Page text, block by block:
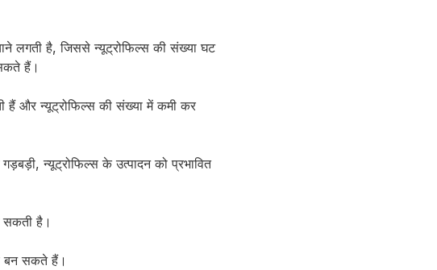
लगती है, जिससे न्यूट्रोफिल्स की संख्या घट
हैं।
हैं और न्यूट्रोफिल्स की संख्या में कमी कर
न्यूट्रोफिल्स के उत्पादन को प्रभावित
सकती है।
बन सकते हैं।